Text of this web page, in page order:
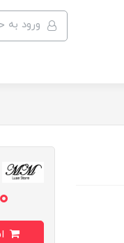
ورود به